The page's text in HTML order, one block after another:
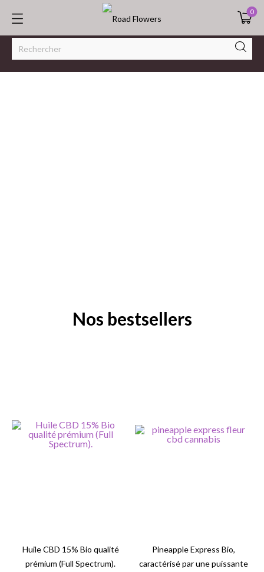
0
Nos bestsellers
Huile CBD 15% Bio qualité
prémium (Full Spectrum).
Pineapple Express Bio,
caractérisé par une puissante